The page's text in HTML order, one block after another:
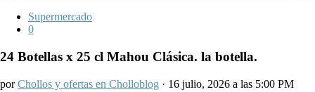
Supermercado
0
24 Botellas x 25 cl Mahou Clásica. la botella.
porChollos y ofertas en Cholloblog · 16 julio, 2026 a las 5:00 PM